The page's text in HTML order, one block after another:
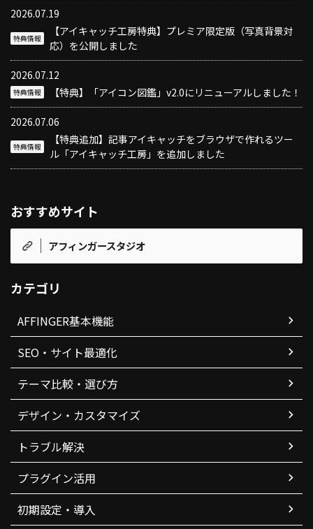
2026.07.19
特典情報
【アイキャッチ工房特典】プレミア限定版（写真背景対
応）を公開しました
2026.07.12
特典情報 【特典】「アイコン図鑑」v2.0にリニューアルしました！
2026.07.06
特典情報
【特典追加】記事アイキャッチをブラウザで作れるツー
ル「アイキャッチ工房」を追加しました
おすすめサイト
アフィンガースタジオ
カテゴリ
AFFINGER基本機能
SEO・サイト最適化
テーマ比較・選び方
デザイン・カスタマイズ
トラブル解決
プラグイン活用
初期設定・導入